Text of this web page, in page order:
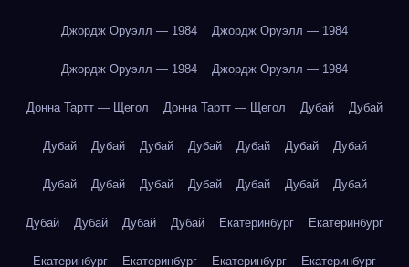
Джордж Оруэлл — 1984 Джордж Оруэлл — 1984
Джордж Оруэлл — 1984 Джордж Оруэлл — 1984
Донна Тартт — Щегол Донна Тартт — Щегол Дубай Дубай
Дубай Дубай Дубай Дубай Дубай Дубай Дубай
Дубай Дубай Дубай Дубай Дубай Дубай Дубай
Дубай Дубай Дубай Дубай Екатеринбург Екатеринбург
Екатеринбург Екатеринбург Екатеринбург Екатеринбург